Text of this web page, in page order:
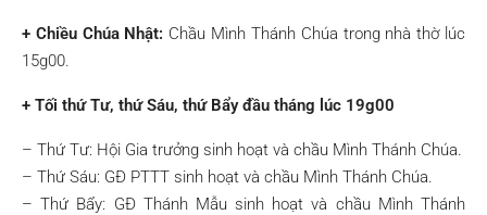
+ Chiều Chúa Nhật: Chầu Mình Thánh Chúa trong nhà thờ lúc
15g00.
+ Tối thứ Tư, thứ Sáu, thứ Bẩy đầu tháng lúc 19g00
– Thứ Tư: Hội Gia trưởng sinh hoạt và chầu Mình Thánh Chúa.
– Thứ Sáu: GĐ PTTT sinh hoạt và chầu Mình Thánh Chúa.
– Thứ Bẩy: GĐ Thánh Mẫu sinh hoạt và chầu Mình Thánh